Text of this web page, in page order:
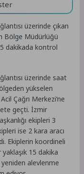
üzerinde çıkan
Bölge Müdürlüğü
dakikada kontrol
üzerinde saat
yükselen
Çağrı Merkezi’ne
geçti. İzmir
ekipleri 3
ise 2 kara aracı
Ekiplerin koordineli
15 dakika
alevlenme